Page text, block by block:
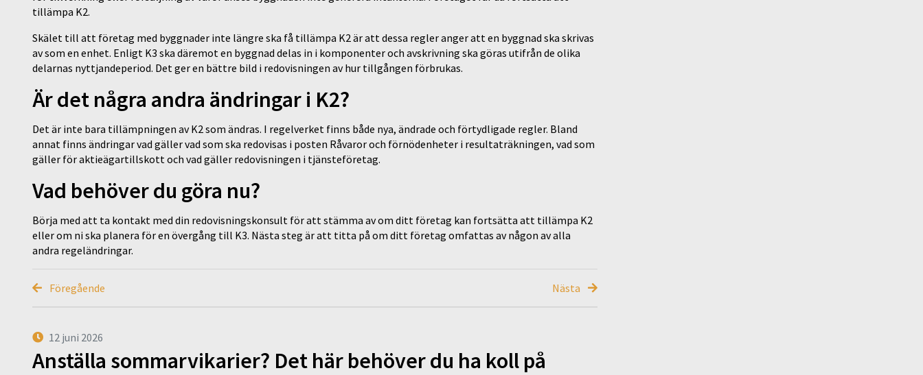
tillämpa K2.
Skälet till att företag med byggnader inte längre ska få tillämpa K2 är att dessa regler anger att en byggnad ska skrivas
av som en enhet. Enligt K3 ska däremot en byggnad delas in i komponenter och avskrivning ska göras utifrån de olika
delarnas nyttjandeperiod. Det ger en bättre bild i redovisningen av hur tillgången förbrukas.
Är det några andra ändringar i K2?
Det är inte bara tillämpningen av K2 som ändras. I regelverket finns både nya, ändrade och förtydligade regler. Bland
annat finns ändringar vad gäller vad som ska redovisas i posten Råvaror och förnödenheter i resultaträkningen, vad som
gäller för aktieägartillskott och vad gäller redovisningen i tjänsteföretag.
Vad behöver du göra nu?
Börja med att ta kontakt med din redovisningskonsult för att stämma av om ditt företag kan fortsätta att tillämpa K2
eller om ni ska planera för en övergång till K3. Nästa steg är att titta på om ditt företag omfattas av någon av alla
andra regeländringar.
Föregående Nästa
12 juni 2026
Anställa sommarvikarier? Det här behöver du ha koll på